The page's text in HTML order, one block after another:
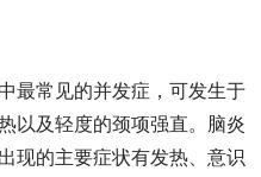
最常见的并发症，可发生于
以及轻度的颈项强直。脑炎
现的主要症状有发热、意识